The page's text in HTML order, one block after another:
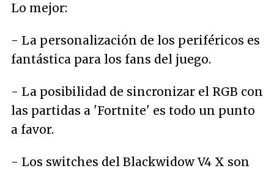
Lo mejor:
- La personalización de los periféricos es
fantástica para los fans del juego.
- La posibilidad de sincronizar el RGB con
las partidas a 'Fortnite' es todo un punto
a favor.
- Los switches del Blackwidow V4 X son